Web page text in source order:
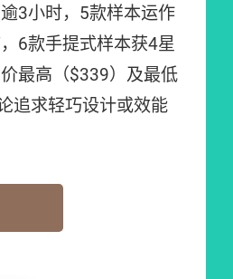
3小时，5款样本运作
6款手提式样本获4星
最高（$339）及最低
追求轻巧设计或效能